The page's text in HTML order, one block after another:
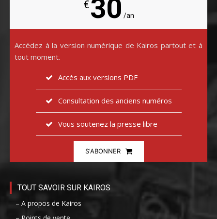
€30 /an
Accédez à la version numérique de Kairos partout et à
tout moment.
Accès aux versions PDF
Consultation des anciens numéros
Vous soutenez la presse libre
S'ABONNER
TOUT SAVOIR SUR KAIROS
– A propos de Kairos